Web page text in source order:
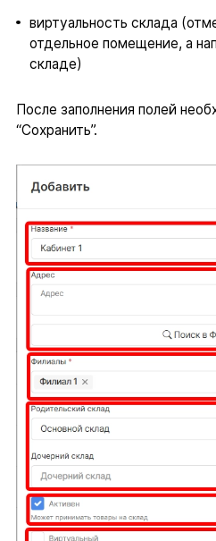
виртуальность склада
отдельное помещение, а
складе)
После заполнения полей
“Сохранить”.